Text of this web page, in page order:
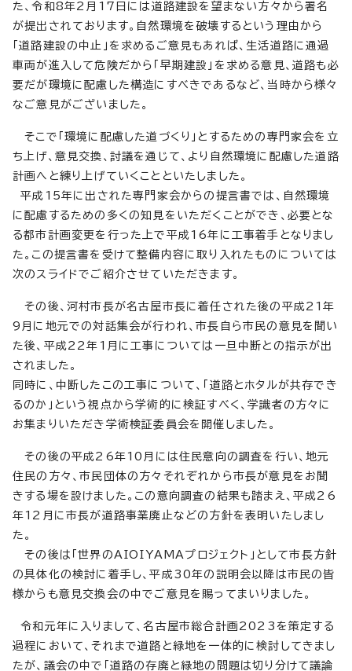
た、令和8年2月17日には道路建設を望まない方々から署名
が提出されております。自然環境を破壊するという理由から
「道路建設の中止」を求めるご意見もあれば、生活道路に通過
車両が進入して危険だから「早期建設」を求める意見、道路も必
要だが環境に配慮した構造にすべきであるなど、当時から様々
なご意見がございました。
そこで「環境に配慮した道づくり」とするための専門家会を立
ち上げ、意見交換、討議を通じて、より自然環境に配慮した道路
計画へと練り上げていくことといたしました。
平成15年に出された専門家会からの提言書では、自然環境
に配慮するための多くの知見をいただくことができ、必要とな
る都市計画変更を行った上で平成16年に工事着手となりまし
た。この提言書を受けて整備内容に取り入れたものについては
次のスライドでご紹介させていただきます。
その後、河村市長が名古屋市長に着任された後の平成21年
9月に地元での対話集会が行われ、市長自ら市民の意見を聞い
た後、平成22年1月に工事については一旦中断との指示が出
されました。
同時に、中断したこの工事について、「道路とホタルが共存でき
るのか」という視点から学術的に検証すべく、学識者の方々に
お集まりいただき学術検証委員会を開催しました。
その後の平成26年10月には住民意向の調査を行い、地元
住民の方々、市民団体の方々それぞれから市長が意見をお聞
きする場を設けました。この意向調査の結果も踏まえ、平成26
年12月に市長が道路事業廃止などの方針を表明いたしまし
た。
その後は「世界のAIOIYAMAプロジェクト」として市長方針
の具体化の検討に着手し、平成30年の説明会以降は市民の皆
様からも意見交換会の中でご意見を賜ってまいりました。
令和元年に入りまして、名古屋市総合計画2023を策定する
過程において、それまで道路と緑地を一体的に検討してきまし
たが、議会の中で「道路の存廃と緑地の問題は切り分けて議論